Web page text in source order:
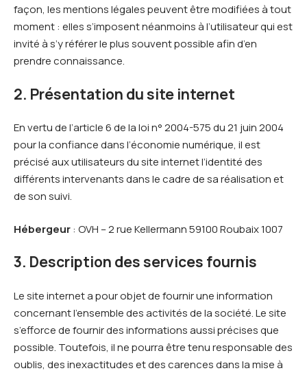
façon, les mentions légales peuvent être modifiées à tout
moment : elles s’imposent néanmoins à l’utilisateur qui est
invité à s’y référer le plus souvent possible afin d’en
prendre connaissance.
2. Présentation du site internet
En vertu de l’article 6 de la loi n° 2004-575 du 21 juin 2004
pour la confiance dans l’économie numérique, il est
précisé aux utilisateurs du site internet l’identité des
différents intervenants dans le cadre de sa réalisation et
de son suivi.
Hébergeur: OVH – 2 rue Kellermann 59100 Roubaix 1007
3. Description des services fournis
Le site internet a pour objet de fournir une information
concernant l’ensemble des activités de la société. Le site
s’efforce de fournir des informations aussi précises que
possible. Toutefois, il ne pourra être tenu responsable des
oublis, des inexactitudes et des carences dans la mise à